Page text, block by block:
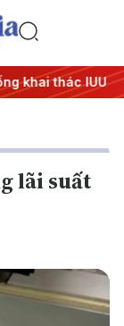
thác IUU
lãi suất